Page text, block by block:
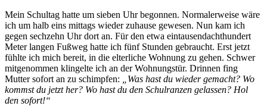
Mein Schultag hatte um sieben Uhr begonnen. Normalerweise wäre
ich um halb eins mittags wieder zuhause gewesen. Nun kam ich
gegen sechzehn Uhr dort an. Für den etwa eintausendachthundert
Meter langen Fußweg hatte ich fünf Stunden gebraucht. Erst jetzt
fühlte ich mich bereit, in die elterliche Wohnung zu gehen. Schwer
mitgenommen klingelte ich an der Wohnungstür. Drinnen fing
Mutter sofort an zu schimpfen:
„Was hast du wieder gemacht? Wo
kommst du jetzt her? Wo hast du den Schulranzen gelassen? Hol
den sofort!“